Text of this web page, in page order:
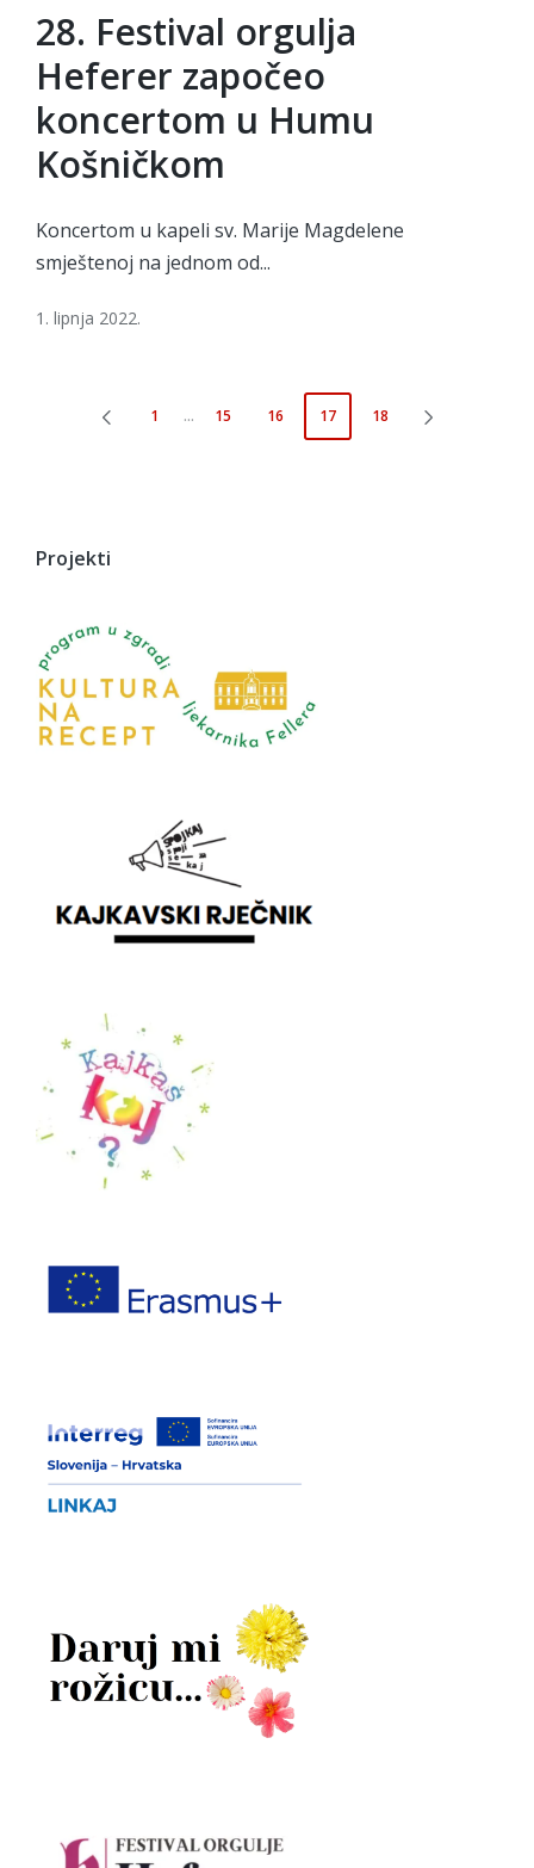
in
28. Festival orgulja
Heferer započeo
koncertom u Humu
Košničkom
Koncertom u kapeli sv. Marije Magdelene
smještenoj na jednom od...
1. lipnja 2022.
Brojevi
PREVIOUS1 … 15 16 17 18
Projekti